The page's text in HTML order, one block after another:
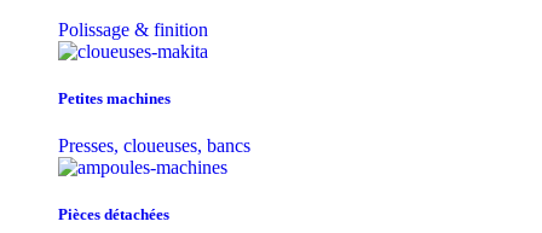
Polissage & finition
Petites machines
Presses, cloueuses, bancs
Pièces détachées